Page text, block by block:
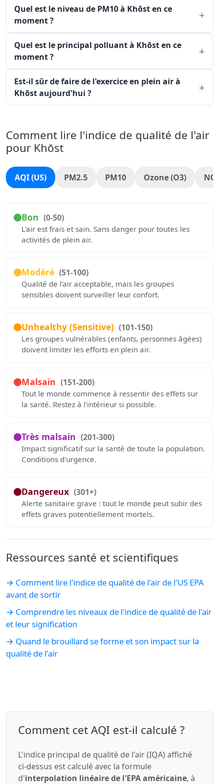
Quel est le niveau de PM10 à Khōst en ce
moment ?
Quel est le principal polluant à Khōst en ce
moment ?
Est-il sûr de faire de l'exercice en plein air à
Khōst aujourd'hui ?
Comment lire l'indice de qualité de l'air
pour Khōst
AQI (US) PM2.5 PM10 Ozone (O3)
Bon (0-50)
L'air est frais et sain. Sans danger pour toutes les
activités de plein air.
Modéré (51-100)
Qualité de l'air acceptable, mais les groupes
sensibles doivent surveiller leur confort.
Unhealthy (Sensitive) (101-150)
Les groupes vulnérables (enfants, personnes âgées)
doivent limiter les efforts en plein air.
Malsain (151-200)
Tout le monde commence à ressentir des effets sur
la santé. Restez à l'intérieur si possible.
Très malsain (201-300)
Impact significatif sur la santé de toute la population.
Conditions d'urgence.
Dangereux (301+)
Alerte sanitaire grave : tout le monde peut subir des
effets graves potentiellement mortels.
Ressources santé et scientifiques
→ Comment lire l'indice de qualité de l'air de l'US EPA
avant de sortir
→ Comprendre les niveaux de l'indice de qualité de l'air
et leur signification
→ Quand le brouillard se forme et son impact sur la
qualité de l'air
Comment cet AQI est-il calculé ?
L'indice principal de qualité de l'air (IQA) affiché
ci-dessus est calculé avec la formule
d'interpolation linéaire de l'EPA américaine, à